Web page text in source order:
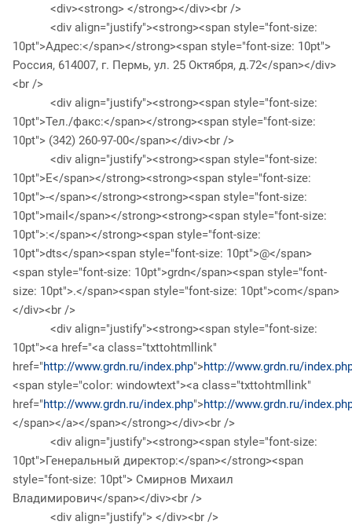
<div><strong> </strong></div><br />
<div align="justify"><strong><span style="font-size:
10pt">Адрес:</span></strong><span style="font-size: 10pt">
Россия, 614007, г. Пермь, ул. 25 Октября, д.72</span></div>
<br />
<div align="justify"><strong><span style="font-size:
10pt">Тел./факс:</span></strong><span style="font-size:
10pt"> (342) 260-97-00</span></div><br />
<div align="justify"><strong><span style="font-size:
10pt">E</span></strong><strong><span style="font-size:
10pt">-</span></strong><strong><span style="font-size:
10pt">mail</span></strong><strong><span style="font-size:
10pt">:</span></strong><span style="font-size:
10pt">dts</span><span style="font-size: 10pt">@</span>
<span style="font-size: 10pt">grdn</span><span style="font-
size: 10pt">.</span><span style="font-size: 10pt">com</span>
</div><br />
<div align="justify"><strong><span style="font-size:
10pt"><a href="<a class="txttohtmllink"
href="http://www.grdn.ru/index.php">http://www.grdn.ru/
<span style="color: windowtext"><a class="txttohtmllink"
href="http://www.grdn.ru/index.php">http://www.grdn.ru/
</span></a></span></strong></div><br />
<div align="justify"><strong><span style="font-size:
10pt">Генеральный директор:</span></strong><span
style="font-size: 10pt"> Смирнов Михаил
Владимирович</span></div><br />
<div align="justify"> </div><br />